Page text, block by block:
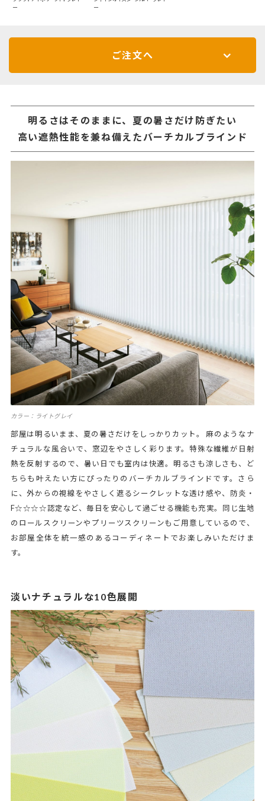
ー
ー
ご注文へ
明るさはそのままに、夏の暑さだけ防ぎたい
高い遮熱性能を兼ね備えたバーチカルブラインド
カラー：ライトグレイ
部屋は明るいまま、夏の暑さだけをしっかりカット。 麻のようなナ
チュラルな風合いで、窓辺をやさしく彩ります。特殊な繊維が日射
熱を反射するので、暑い日でも室内は快適。明るさも涼しさも、ど
ちらも叶えたい方にぴったりのバーチカルブラインドです。さら
に、外からの視線をやさしく遮るシークレットな透け感や、防炎・
F☆☆☆☆認定など、毎日を安心して過ごせる機能も充実。同じ生地
のロールスクリーンやプリーツスクリーンもご用意しているので、
お部屋全体を統一感のあるコーディネートでお楽しみいただけま
す。
淡いナチュラルな10色展開